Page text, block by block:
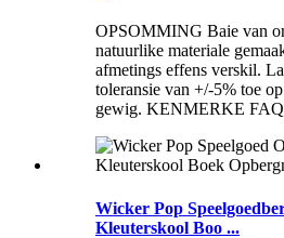
OPSOMMING Baie van
natuurlike materiale
afmetings effens verskil.
toleransie van +/-5% toe
gewig. KENMERKE FAQ
Wicker Pop
Kleuterskool Boo ...